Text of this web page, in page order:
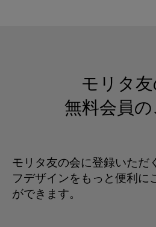
モリタ
無料会員の
モリタ友の会に登録いただ
フデザインをもっと便利に
ができます。